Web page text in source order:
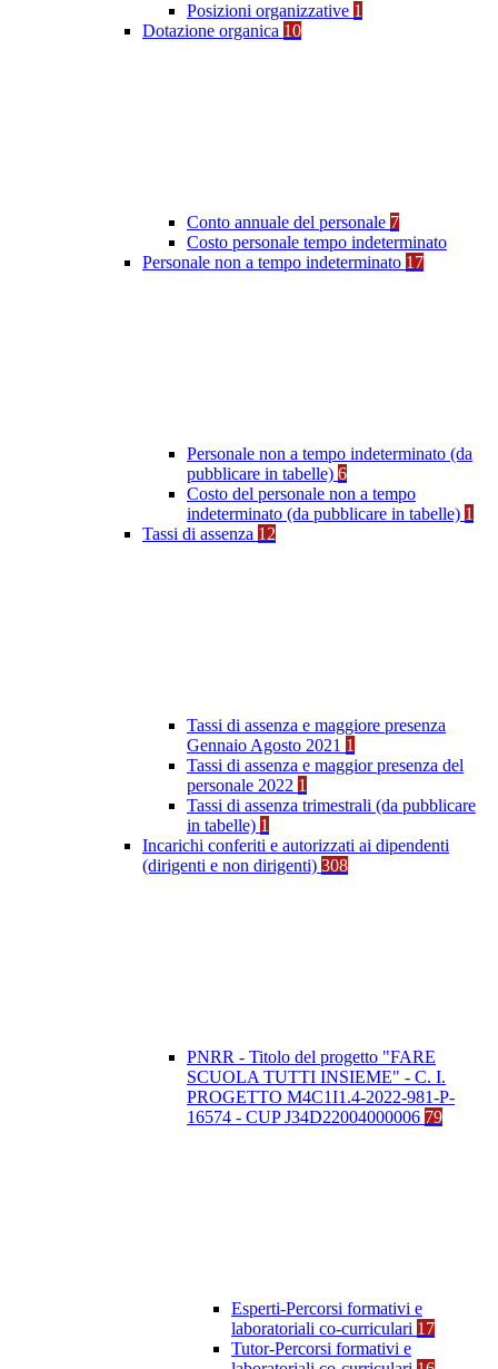
Posizioni organizzative 1
Dotazione organica 10
Conto annuale del personale 7
Costo personale tempo indeterminato
Personale non a tempo indeterminato 17
Personale non a tempo indeterminato (da
pubblicare in tabelle) 6
Costo del personale non a tempo
indeterminato (da pubblicare in tabelle) 1
Tassi di assenza 12
Tassi di assenza e maggiore presenza
Gennaio Agosto 2021 1
Tassi di assenza e maggior presenza del
personale 2022 1
Tassi di assenza trimestrali (da pubblicare
in tabelle) 1
Incarichi conferiti e autorizzati ai dipendenti
(dirigenti e non dirigenti) 308
PNRR - Titolo del progetto "FARE
SCUOLA TUTTI INSIEME" - C. I.
PROGETTO M4C1I1.4-2022-981-P-
16574 - CUP J34D22004000006 79
Esperti-Percorsi formativi e
laboratoriali co-curriculari 17
Tutor-Percorsi formativi e